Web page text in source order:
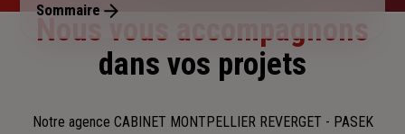
Sommaire
Nous vous accompagnons
dans vos projets
Notre agence CABINET MONTPELLIER REVERGET - PASEK